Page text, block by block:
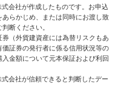
会社が作成したものです。お申込
らかじめ、または同時にお渡し致
断ください。
（外貨建資産には為替リスクもあ
証券の発行者に係る信用状況等の
金額について元本保証および利回
会社が信頼できると判断したデー